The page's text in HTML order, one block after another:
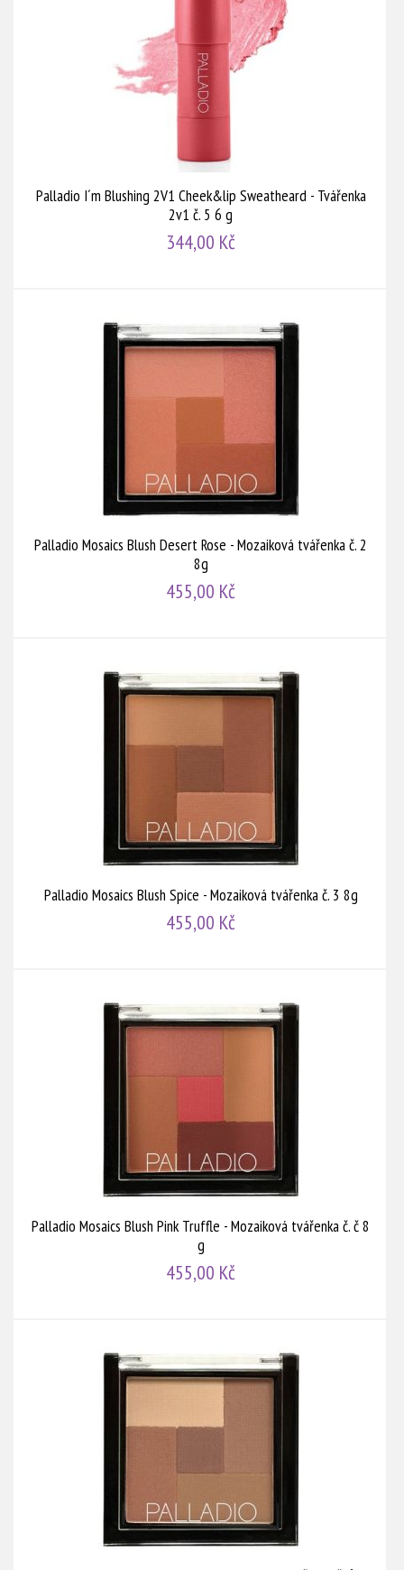
Palladio I´m Blushing 2V1 Cheek&lip Sweatheard - Tvářenka
2v1 č. 5 6 g
344,00 Kč
Palladio Mosaics Blush Desert Rose - Mozaiková tvářenka č. 2
8g
455,00 Kč
Palladio Mosaics Blush Spice - Mozaiková tvářenka č. 3 8g
455,00 Kč
Palladio Mosaics Blush Pink Truffle - Mozaiková tvářenka č. č 8
g
455,00 Kč